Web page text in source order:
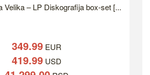
Velika – LP Diskografija box-set [...
349.99 EUR
419.99 USD